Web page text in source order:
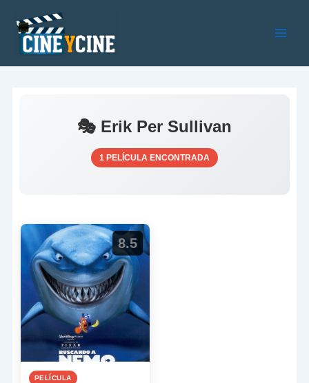
contenido
🎭 Erik Per Sullivan
1 PELÍCULA ENCONTRADA
8.5
PELÍCULA